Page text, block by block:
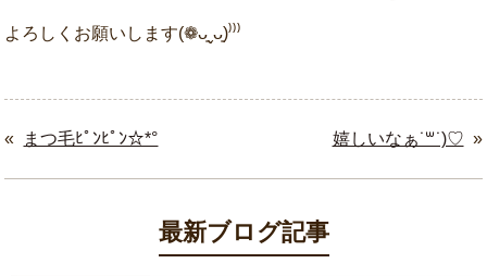
よろしくお願いします(❁ᴗ͈ˬᴗ͈)⁾⁾⁾
« まつ毛ﾋﾟﾝﾋﾟﾝ☆*° »
嬉しいなぁ˙꒳˙)♡
最新ブログ記事